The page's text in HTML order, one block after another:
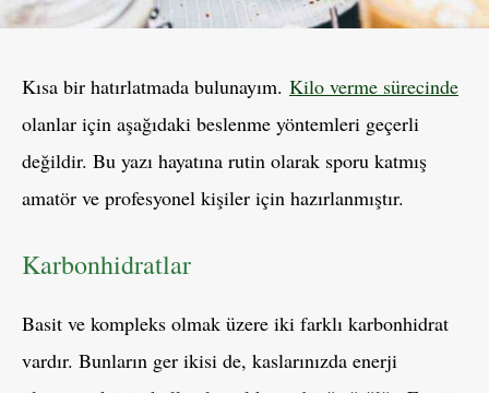
Kısa bir hatırlatmada bulunayım. Kilo verme sürecinde
olanlar için aşağıdaki beslenme yöntemleri geçerli
değildir. Bu yazı hayatına rutin olarak sporu katmış
amatör ve profesyonel kişiler için hazırlanmıştır.
Karbonhidratlar
Basit ve kompleks olmak üzere iki farklı karbonhidrat
vardır. Bunların ger ikisi de, kaslarınızda enerji